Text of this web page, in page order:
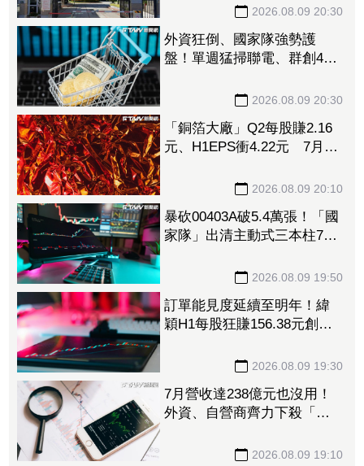
2026.08.09 20:30
外資狂倒、國家隊強勢護
盤！單週猛掃聯電、群創4萬
2026.08.09 20:30
「銅箔大廠」Q2每股賺2.16
元、H1EPS衝4.22元 7月營
2026.08.09 20:10
暴砍00403A破5.4萬張！「國
家隊」出清主動式三本柱7萬
2026.08.09 19:50
訂單能見度延續至明年！緯
穎H1每股狂賺156.38元創同
2026.08.09 19:30
7月營收達238億元也沒用！
外資、自營商齊力下殺「這
2026.08.09 19:10